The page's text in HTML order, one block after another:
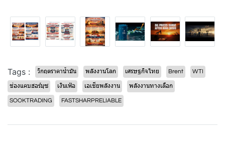
Tags : วิกฤตราคาน้ำมัน พลังงานโลก เศรษฐกิจไทย Brent WTI
ช่องแคบฮอร์มุซ เงินเฟ้อ เอเชียพลังงาน พลังงานทางเลือก
SOOKTRADING FASTSHARPRELIABLE